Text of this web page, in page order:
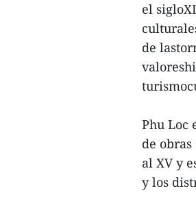
el
de
Phu Loc
de
al XV y
y los